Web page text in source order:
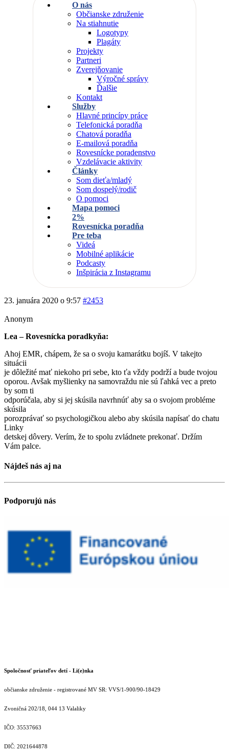
O nás
Občianske združenie
Na stiahnutie
Logotypy
Plagáty
Projekty
Partneri
Zverejňovanie
Výročné správy
Ďalšie
Kontakt
Služby
Hlavné princípy práce
Telefonická poradňa
Chatová poradňa
E-mailová poradňa
Rovesnícke poradenstvo
Vzdelávacie aktivity
Články
Som dieťa/mladý
Som dospelý/rodič
O pomoci
Mapa pomoci
2%
Rovesnícka poradňa
Pre teba
Videá
Mobilné aplikácie
Podcasty
Inšpirácia z Instagramu
23. januára 2020 o 9:57 #2453
Anonym
Lea – Rovesnícka poradkyňa:
Ahoj EMR, chápem, že sa o svoju kamarátku bojíš. V takejto
situácii
je dôležité mať niekoho pri sebe, kto ťa vždy podrží a bude tvojou
oporou. Avšak myšlienky na samovraždu nie sú ľahká vec a preto
by som ti
odporúčala, aby si jej skúsila navrhnúť aby sa o svojom probléme
skúsila
porozprávať so psychologičkou alebo aby skúsila napísať do chatu
Linky
detskej dôvery. Verím, že to spolu zvládnete prekonať. Držím
Vám palce.
Nájdeš nás aj na
Podporujú nás
Spoločnosť priateľov detí - Li(e)nka
občianske združenie - registrované MV SR: VVS/1-900/90-18429
Zvoničná 202/18, 044 13 Valaliky
IČO: 35537663
DIČ: 2021644878